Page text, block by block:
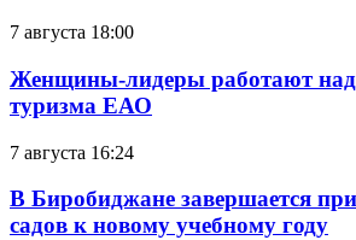
7 августа 18:00
Женщины-лидеры работают над
туризма ЕАО
7 августа 16:24
В Биробиджане завершается
садов к новому учебному году